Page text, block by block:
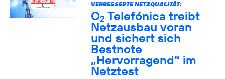
VERBESSERTE NETZQUALITÄT:
O2 Telefónica treibt
Netzausbau voran
und sichert sich
Bestnote
„Hervorragend“ im
Netztest